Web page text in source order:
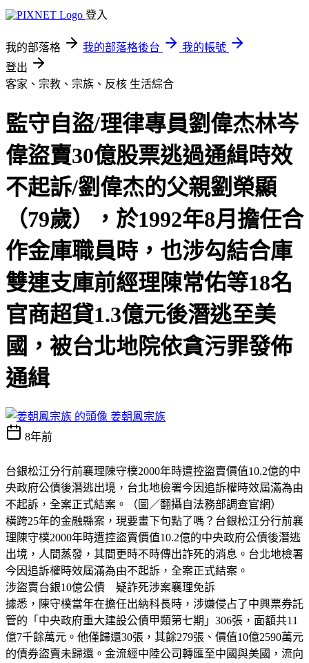
登入
我的部落格 我的部落格後台
我的帳號
登出
客家、宗教、宗族、反核 生活綜合
監守自盜/理律專員劉偉杰林岑
偉盜賣30億股票逃過通緝時效
不起訴/劉偉杰的父親劉榮顯
（79歲），於1992年8月擔任合
作金庫職員時，也涉勾結合庫
雙連支庫前經理陳常佑等18名
官商超貸1.3億元後潛逃至美
國，被台北地院依貪污罪發佈
通緝
姜朝鳳宗族
8年前
台銀松江分行前襄理陳守樸2000年時遭控盜賣價值10.2億的中
央政府公債後潛逃出境，台北地檢署今因追訴權時效屆滿為由
不起訴，全案正式結案。（圖／翻攝自法務部調查官網）
橫跨25年的金融縣案，現要畫下句點了嗎？台銀松江分行前襄
理陳守樸2000年時遭控盜賣價值10.2億的中央政府公債後潛逃
出境，人間蒸發，其間更時不時傳出詐死的消息。台北地檢署
今因追訴權時效屆滿為由不起訴，全案正式結案。
涉盜賣台銀10億公債 疑詐死涉案襄理免訴
據悉，陳守樸當年在擔任出納科長時，涉嫌侵占了中興票券託
管的「中央政府重大建設公債甲類第七期」306張，面額共11
億7千餘萬元。他僅歸還30張，其餘279張、價值10億2590萬元
的債券盜賣未歸還。金流經中陸公司轉匯至中國與美國，流向